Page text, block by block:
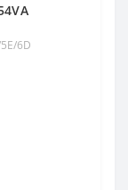
6D